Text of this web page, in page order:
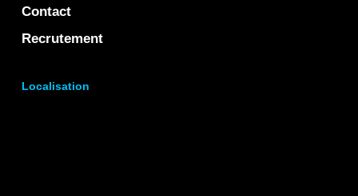
Contact
Recrutement
Localisation